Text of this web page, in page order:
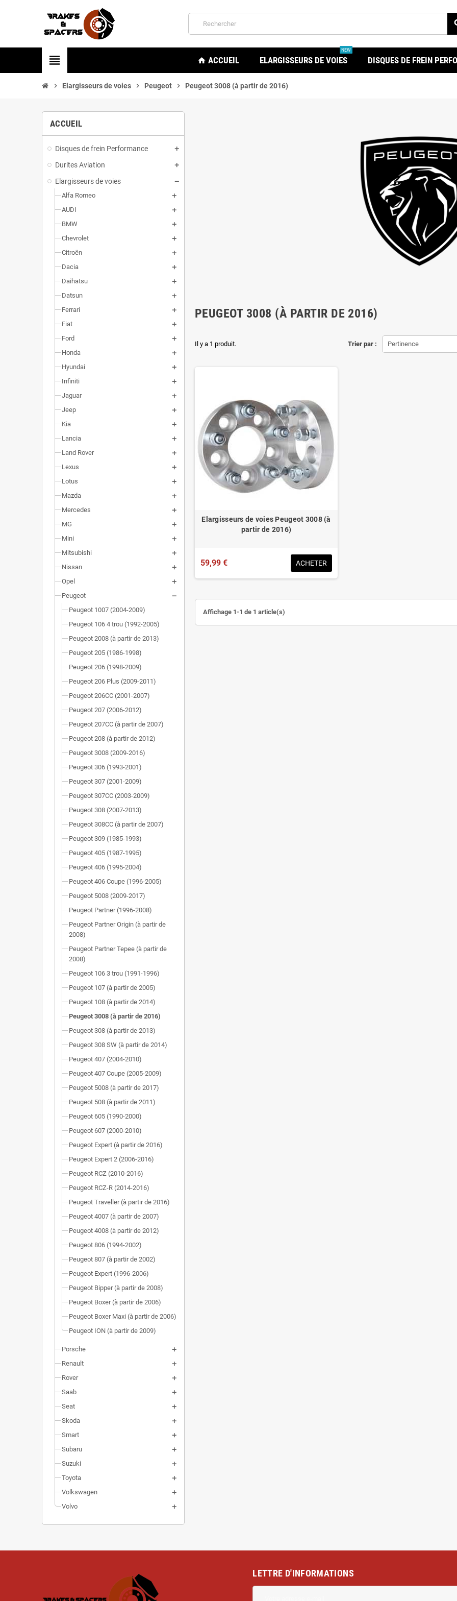
view_headline home ACCUEIL ELARGISSEURS DE VOIES
NEW
DISQUES DE FREIN
chevron_right Elargisseurs de voies chevron_right Peugeot chevron_right Peugeot 3008 (à partir de 2016)
ACCUEIL
Disques de frein Performance
Durites Aviation
Elargisseurs de voies
Alfa Romeo
AUDI
BMW
Chevrolet
Citroën
Dacia
Daihatsu
Datsun
Ferrari
Fiat
Ford
Honda
Hyundai
Infiniti
Jaguar
Jeep
Kia
Lancia
Land Rover
Lexus
Lotus
Mazda
Mercedes
MG
Mini
Mitsubishi
Nissan
Opel
Peugeot
Peugeot 1007 (2004-2009)
Peugeot 106 4 trou (1992-2005)
Peugeot 2008 (à partir de 2013)
Peugeot 205 (1986-1998)
Peugeot 206 (1998-2009)
Peugeot 206 Plus (2009-2011)
Peugeot 206CC (2001-2007)
Peugeot 207 (2006-2012)
Peugeot 207CC (à partir de 2007)
Peugeot 208 (à partir de 2012)
Peugeot 3008 (2009-2016)
Peugeot 306 (1993-2001)
Peugeot 307 (2001-2009)
Peugeot 307CC (2003-2009)
Peugeot 308 (2007-2013)
Peugeot 308CC (à partir de 2007)
Peugeot 309 (1985-1993)
Peugeot 405 (1987-1995)
Peugeot 406 (1995-2004)
Peugeot 406 Coupe (1996-2005)
Peugeot 5008 (2009-2017)
Peugeot Partner (1996-2008)
Peugeot Partner Origin (à partir de
2008)
Peugeot Partner Tepee (à partir de
2008)
Peugeot 106 3 trou (1991-1996)
Peugeot 107 (à partir de 2005)
Peugeot 108 (à partir de 2014)
Peugeot 3008 (à partir de 2016)
Peugeot 308 (à partir de 2013)
Peugeot 308 SW (à partir de 2014)
Peugeot 407 (2004-2010)
Peugeot 407 Coupe (2005-2009)
Peugeot 5008 (à partir de 2017)
Peugeot 508 (à partir de 2011)
Peugeot 605 (1990-2000)
Peugeot 607 (2000-2010)
Peugeot Expert (à partir de 2016)
Peugeot Expert 2 (2006-2016)
Peugeot RCZ (2010-2016)
Peugeot RCZ-R (2014-2016)
Peugeot Traveller (à partir de 2016)
Peugeot 4007 (à partir de 2007)
Peugeot 4008 (à partir de 2012)
Peugeot 806 (1994-2002)
Peugeot 807 (à partir de 2002)
Peugeot Expert (1996-2006)
Peugeot Bipper (à partir de 2008)
Peugeot Boxer (à partir de 2006)
Peugeot Boxer Maxi (à partir de 2006)
Peugeot ION (à partir de 2009)
Porsche
Renault
Rover
Saab
Seat
Skoda
Smart
Subaru
Suzuki
Toyota
Volkswagen
Volvo
PEUGEOT 3008 (À PARTIR DE 2016)
Trier par : Pertinence
Il y a 1 produit.
Elargisseurs de voies Peugeot 3008 (à
partir de 2016)
59,99 € ACHETER
Affichage 1-1 de 1 article(s)
LETTRE D'INFORMATIONS